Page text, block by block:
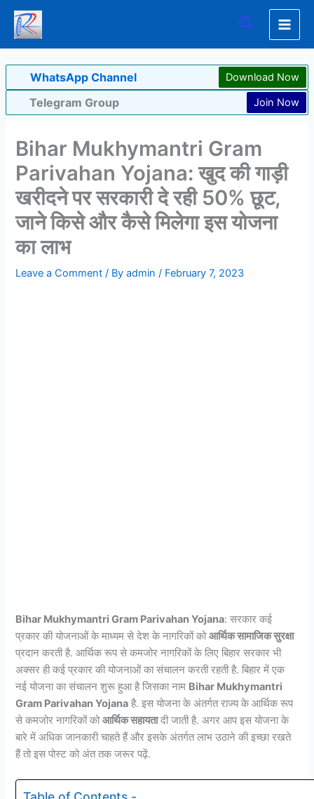
Skip
content
Search
WhatsApp Channel Download Now
Telegram Group Join Now
Bihar Mukhymantri Gram
Parivahan Yojana: खुद की गाड़ी
खरीदने पर सरकारी दे रही 50% छूट,
जाने किसे और कैसे मिलेगा इस योजना
का लाभ
Leave a Comment / Byadmin/ February 7, 2023
Bihar Mukhymantri Gram Parivahan Yojana: सरकार कई
प्रकार की योजनाओं के माध्यम से देश के नागरिकों कोआर्थिक सामाजिक सुरक्षा
प्रदान करती है. आर्थिक रूप से कमजोर नागरिकों के लिए बिहार सरकार भी
अक्सर ही कई प्रकार की योजनाओं का संचालन करती रहती है. बिहार में एक
नई योजना का संचालन शुरू हुआ है जिसका नाम Bihar Mukhymantri
Gram Parivahan Yojana है. इस योजना के अंतर्गत राज्य के आर्थिक रूप
से कमजोर नागरिकों कोआर्थिक सहायतादी जाती है. अगर आप इस योजना के
बारे में अधिक जानकारी चाहते हैं और इसके अंतर्गत लाभ उठाने की इच्छा रखते
हैं तो इस पोस्ट को अंत तक जरूर पढ़ें.